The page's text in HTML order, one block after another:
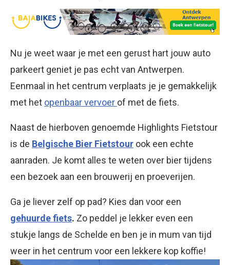
Nu je weet waar je met een gerust hart jouw auto
parkeert geniet je pas echt van Antwerpen.
Eenmaal in het centrum verplaats je je gemakkelijk
met het openbaar vervoer of met de fiets.
Naast de hierboven genoemde Highlights Fietstour
is de Belgische Bier Fietstour ook een echte
aanraden. Je komt alles te weten over bier tijdens
een bezoek aan een brouwerij en proeverijen.
Ga je liever zelf op pad? Kies dan voor een
gehuurde fiets. Zo peddel je lekker even een
stukje langs de Schelde en ben je in mum van tijd
weer in het centrum voor een lekkere kop koffie!